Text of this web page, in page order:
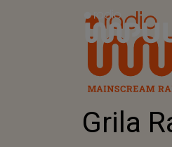
Radio Impuls
Grila